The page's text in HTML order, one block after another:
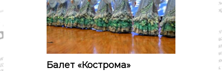
м
и
к
а
к
л
Балет «Кострома»